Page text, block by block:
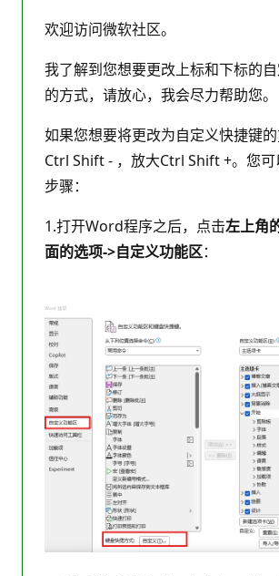
欢迎访问微软社区。
我了解到您想要更改上标和下标的
的方式，请放心，我会尽力帮助您。
如果您想要将更改为自定义快捷键
Ctrl Shift - ，放大Ctrl Shift +。您可
步骤：
1.打开Word程序之后，点击左上角
面的选项->自定义功能区：